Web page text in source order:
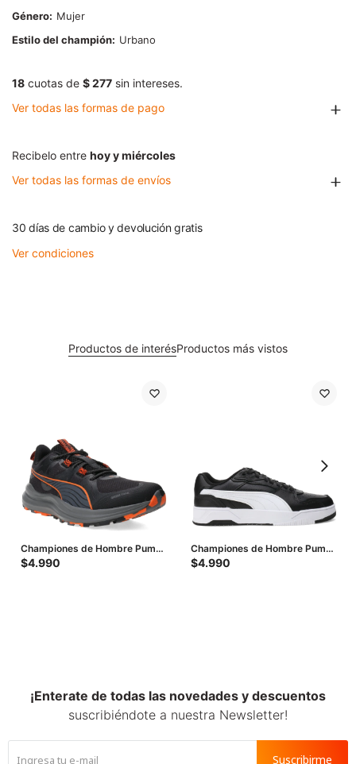
Género
Mujer
Estilo del champión
Urbano
18 cuotas de $ 277 sin intereses.
Ver todas las formas de pago
Recibelo entre hoy y miércoles
Ver todas las formas de envíos
30 días de cambio y devolución gratis
Ver condiciones
Productos de interésProductos más vistos
Championes de Hombre Puma
Lite Trail - Negro - Anaranjado
$4.990
Championes de Hombre Puma
Rebound Break - Negro -
$4.990
¡Enterate de todas las novedades y descuentos
suscribiéndote a nuestra Newsletter!
Suscribirme